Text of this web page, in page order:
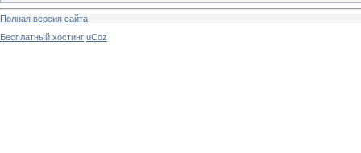
Полная версия сайта
Бесплатный хостинг uCoz